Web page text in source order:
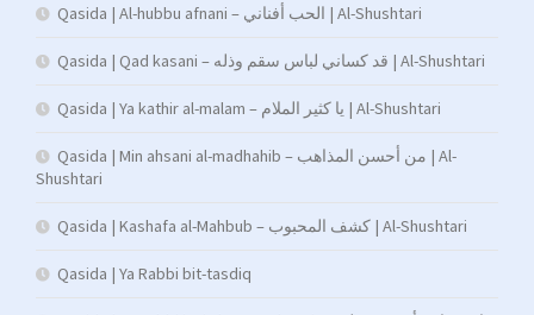
Qasida | Al-hubbu afnani – الحب أفناني | Al-Shushtari
Qasida | Qad kasani – قد كساني لباس سقم وذله | Al-Shushtari
Qasida | Ya kathir al-malam – يا كثير الملام | Al-Shushtari
Qasida | Min ahsani al-madhahib – من أحسن المذاهب | Al-
Shushtari
Qasida | Kashafa al-Mahbub – كشف المحبوب | Al-Shushtari
Qasida | Ya Rabbi bit-tasdiq